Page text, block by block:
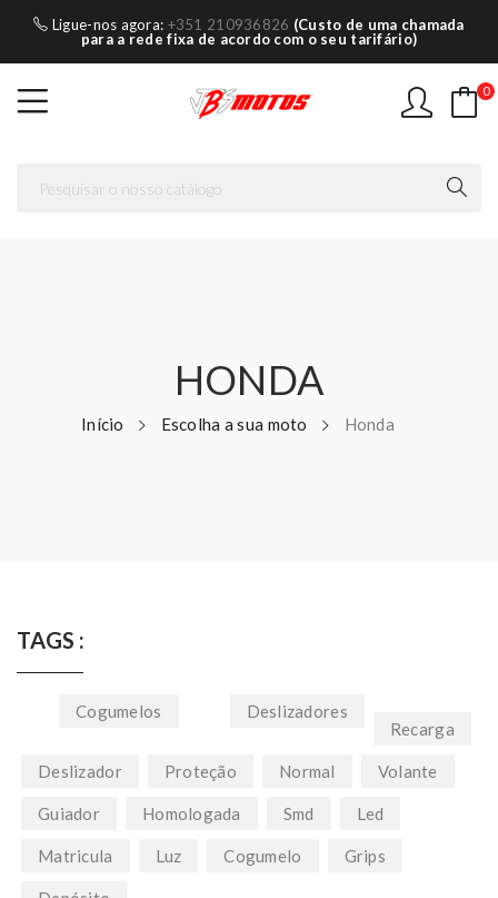
Ligue-nos agora: +351 210936826 (Custo de uma chamada
para a rede fixa de acordo com o seu tarifário)
0
HONDA
Início Escolha a sua moto Honda
TAGS :
Cogumelos
Deslizadores
Recarga
Deslizador Proteção Normal Volante
Guiador Homologada Smd Led
Matricula Luz Cogumelo Grips